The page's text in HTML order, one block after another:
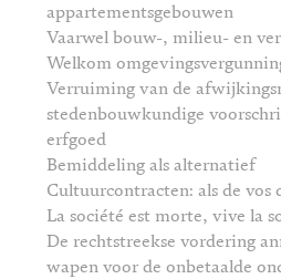
appartementsgebouwen
Vaarwel bouw-, milieu- en
Welkom
Verruiming van de
stedenbouwkundige
erfgoed
Bemiddeling als alternatief
Cultuurcontracten: als de vos
La société est morte, vive la
De rechtstreekse vordering
wapen voor de onbetaalde